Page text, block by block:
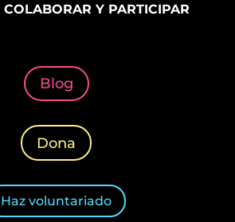
COLABORAR Y PARTICIPAR
Blog
Dona
Haz voluntariado